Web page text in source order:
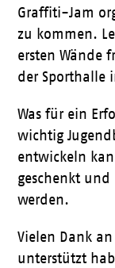
Graffiti-Jam
zu kommen.
ersten Wände
der Sporthalle
Was für ein
wichtig
entwickeln
geschenkt
werden.
Vielen Dank
unterstützt